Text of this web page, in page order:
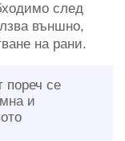
след
външно,
на рани.
пореч се
и